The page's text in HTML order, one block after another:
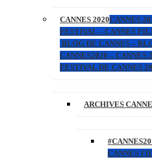
CANNES 2020CANNES
FESTIVAL – CANNES
BLOG DE CANNES –
CANNES2020 –
FESTIVAL DE CANNES
ARCHIVES
CANNES